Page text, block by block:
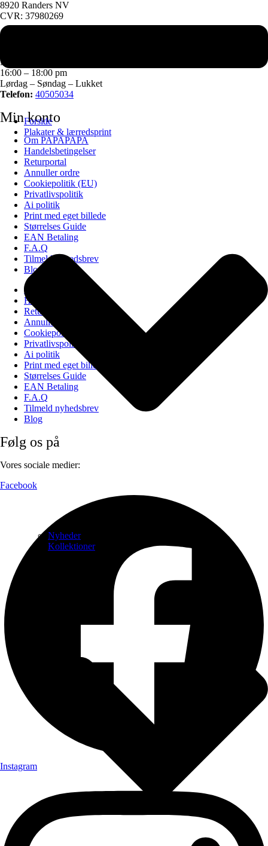
Forside
Plakater & lærredsprint
Nyheder
Kollektioner
8920 Randers NV
CVR: 37980269
Kundeservice
Mandag – Torsdag
16:00 – 18:00 pm
Lørdag – Søndag – Lukket
Telefon: 40505034
Min konto
Om PAPAPAPA
Handelsbetingelser
Returportal
Annuller ordre
Cookiepolitik (EU)
Privatlivspolitik
Ai politik
Print med eget billede
Størrelses Guide
EAN Betaling
F.A.Q
Tilmeld nyhedsbrev
Blog
Om PAPAPAPA
Handelsbetingelser
Returportal
Annuller ordre
Cookiepolitik (EU)
Privatlivspolitik
Ai politik
Print med eget billede
Størrelses Guide
EAN Betaling
F.A.Q
Tilmeld nyhedsbrev
Blog
Følg os på
Vores sociale medier:
Facebook
Instagram